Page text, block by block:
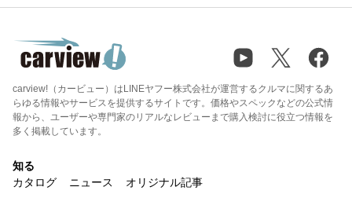
carview!（カービュー）はLINEヤフー株式会社が運営するクルマに関するあ
らゆる情報やサービスを提供するサイトです。価格やスペックなどの公式情
報から、ユーザーや専門家のリアルなレビューまで購入検討に役立つ情報を
多く掲載しています。
知る
カタログ
ニュース オリジナル記事